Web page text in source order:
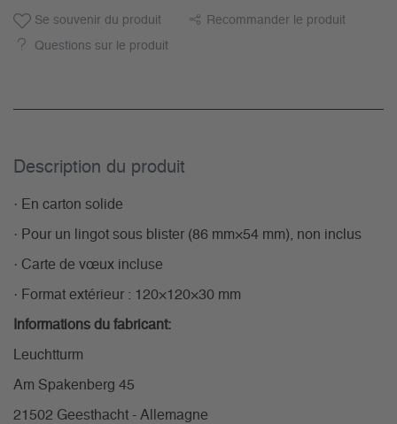
Se souvenir du produit Recommander le produit
Questions sur le produit
Description du­ produit
· En carton solide
· Pour un lingot sous blister (86 mm×54 mm), non inclus
· Carte de vœux incluse
· Format extérieur : 120×120×30 mm
Informations du fabricant:
Leuchtturm
Am Spakenberg 45
21502 Geesthacht - Allemagne